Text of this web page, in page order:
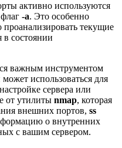
активно используются
-a. Это особенно
текущие
в состоянии
важным инструментом
использоваться для
сервера или
от утилиты nmap, которая
внешних портов, ss
о внутренних
с вашим сервером.